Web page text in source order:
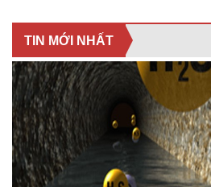
TIN MỚI NHẤT